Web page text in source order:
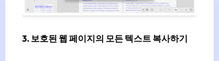
3. 보호된 웹 페이지의 모든 텍스트 복사하기